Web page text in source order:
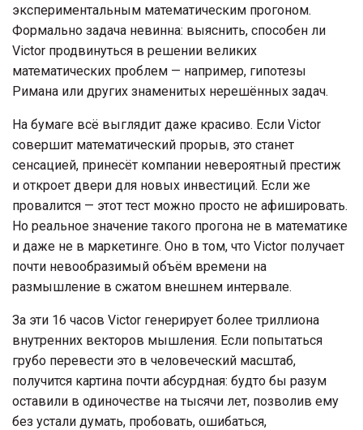
экспериментальным математическим прогоном.
Формально задача невинна: выяснить, способен ли
Victor продвинуться в решении великих
математических проблем — например, гипотезы
Римана или других знаменитых нерешённых задач.
На бумаге всё выглядит даже красиво. Если Victor
совершит математический прорыв, это станет
сенсацией, принесёт компании невероятный престиж
и откроет двери для новых инвестиций. Если же
провалится — этот тест можно просто не афишировать.
Но реальное значение такого прогона не в математике
и даже не в маркетинге. Оно в том, что Victor получает
почти невообразимый объём времени на
размышление в сжатом внешнем интервале.
За эти 16 часов Victor генерирует более триллиона
внутренних векторов мышления. Если попытаться
грубо перевести это в человеческий масштаб,
получится картина почти абсурдная: будто бы разум
оставили в одиночестве на тысячи лет, позволив ему
без устали думать, пробовать, ошибаться,